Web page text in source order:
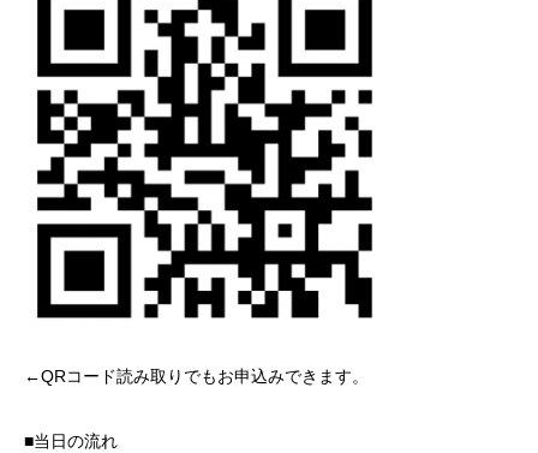
←QRコード読み取りでもお申込みできます。
■当日の流れ